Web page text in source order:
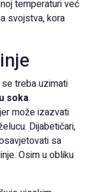
temperaturi već
svojstva, kora
treba uzimati
soka.
može izazvati
Dijabetičari,
sa
Osim u obliku